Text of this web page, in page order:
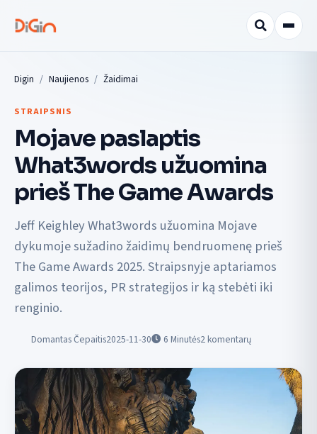
Digin Naujienos Žaidimai
STRAIPSNIS
Mojave paslaptis
What3words užuomina
prieš The Game Awards
Jeff Keighley What3words užuomina Mojave
dykumoje sužadino žaidimų bendruomenę prieš
The Game Awards 2025. Straipsnyje aptariamos
galimos teorijos, PR strategijos ir ką stebėti iki
renginio.
Domantas Čepaitis2025-11-30 6 Minutės2 komentarų